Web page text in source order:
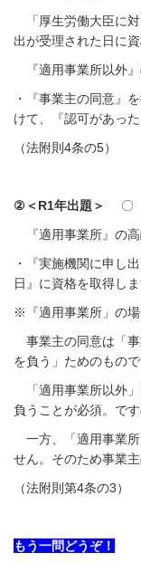
「 厚生労働大臣に
出が受理された日に
『適用事業所以外
・『事業主の同意』
けて、『認可があっ
（法附則4条の5）
②＜R1年出題＞
〇
『適用事業所』の
・『実施機関に申し
日』に資格を取得しま
※『適用事業所」の場
事業主の同意は「事
を負う」ためのもので
「適用事業所以外」
負うことが必須。で
一方、「適用事業所
せん。そのため事業
（法附則第4条の3）
もう一問どうぞ！